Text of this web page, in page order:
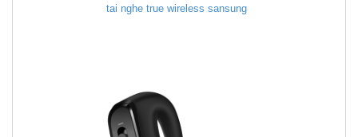
tai nghe true wireless sansung